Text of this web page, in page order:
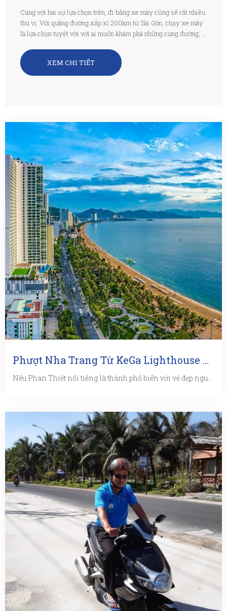
Cùng với hai sự lựa chọn trên, đi bằng xe máy cũng sẽ rất nhiều
thú vị. Với quãng đường xấp xỉ 200km từ Sài Gòn, chạy xe máy
là lựa chọn tuyệt vời với ai muốn khám phá những cung đường, ...
XEM CHI TIẾT
Phượt Nha Trang Từ KeGa Lighthouse Resort
Nếu Phan Thiết nổi tiếng là thành phố biển với vẻ đẹp nguyên sơ chưa bị tác động quá nhiều bởi các dịch vụ du ...